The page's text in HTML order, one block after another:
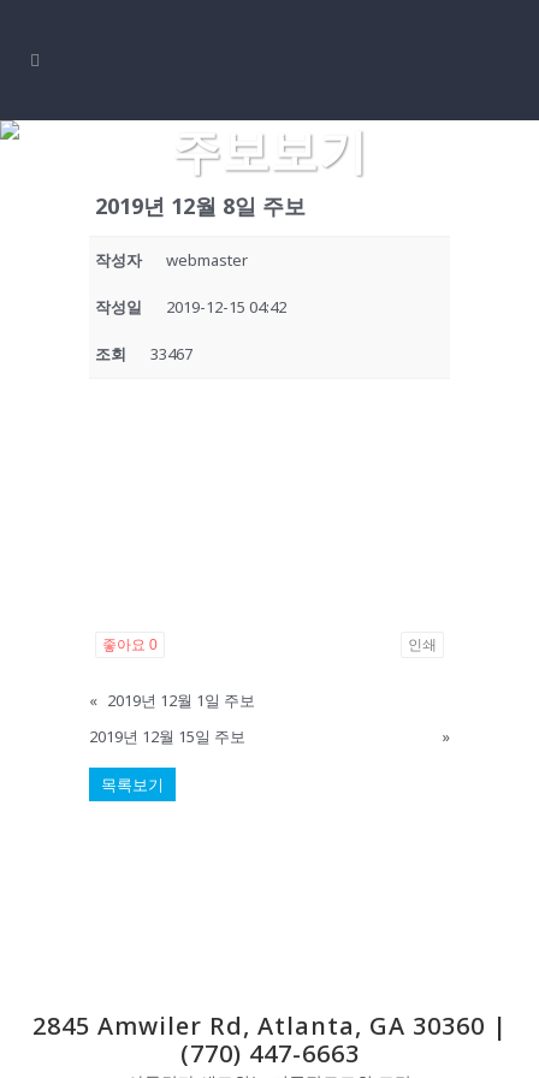
주보보기
2019년 12월 8일 주보
작성자 webmaster
작성일 2019-12-15 04:42
조회 33467
좋아요 0 인쇄
« 2019년 12월 1일 주보
2019년 12월 15일 주보
»
목록보기
2845 Amwiler Rd, Atlanta, GA 30360 |
(770) 447-6663